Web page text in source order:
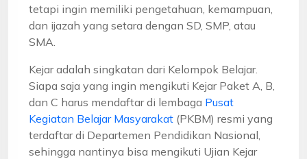
tetapi ingin memiliki pengetahuan, kemampuan,
dan ijazah yang setara dengan SD, SMP, atau
SMA.
Kejar adalah singkatan dari Kelompok Belajar.
Siapa saja yang ingin mengikuti Kejar Paket A, B,
dan C harus mendaftar di lembaga Pusat
Kegiatan Belajar Masyarakat (PKBM) resmi yang
terdaftar di Departemen Pendidikan Nasional,
sehingga nantinya bisa mengikuti Ujian Kejar